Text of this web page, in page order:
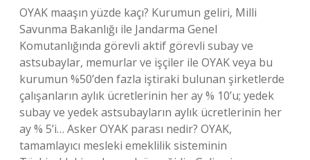
OYAK maaşın yüzde kaçı? Kurumun geliri, Milli
Savunma Bakanlığı ile Jandarma Genel
Komutanlığında görevli aktif görevli subay ve
astsubaylar, memurlar ve işçiler ile OYAK veya bu
kurumun %50’den fazla iştiraki bulunan şirketlerde
çalışanların aylık ücretlerinin her ay % 10’u; yedek
subay ve yedek astsubayların aylık ücretlerinin her
ay % 5’i… Asker OYAK parası nedir? OYAK,
tamamlayıcı mesleki emeklilik sisteminin